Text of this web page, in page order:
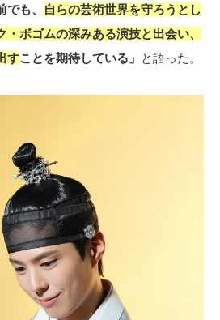
でも、
自らの芸術世界を守ろうとし
ボゴムの深みある演技と出会い、
すことを期待している」 と語った。